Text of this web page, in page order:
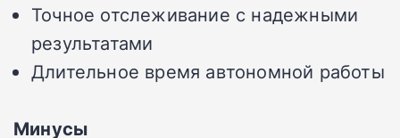
Точное отслеживание с надежными
результатами
Длительное время автономной работы
Минусы